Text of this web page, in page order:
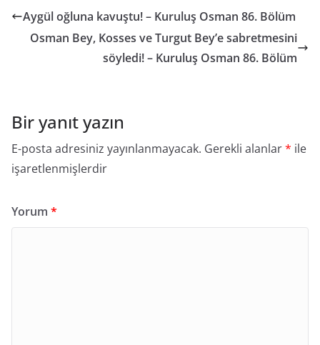
Aygül oğluna kavuştu! – Kuruluş Osman 86. Bölüm
Osman Bey, Kosses ve Turgut Bey’e sabretmesini
söyledi! – Kuruluş Osman 86. Bölüm
Bir yanıt yazın
E-posta adresiniz yayınlanmayacak. Gerekli alanlar* ile
işaretlenmişlerdir
Yorum *